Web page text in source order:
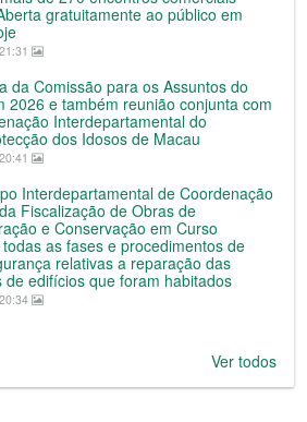
gratuitamente ao público em
da Comissão para os Assuntos do
2026 e também reunião conjunta com
Interdepartamental do
dos Idosos de Macau
Interdepartamental de Coordenação
Fiscalização de Obras de
e Conservação em Curso
as fases e procedimentos de
relativas a reparação das
edifícios que foram habitados
Ver todos